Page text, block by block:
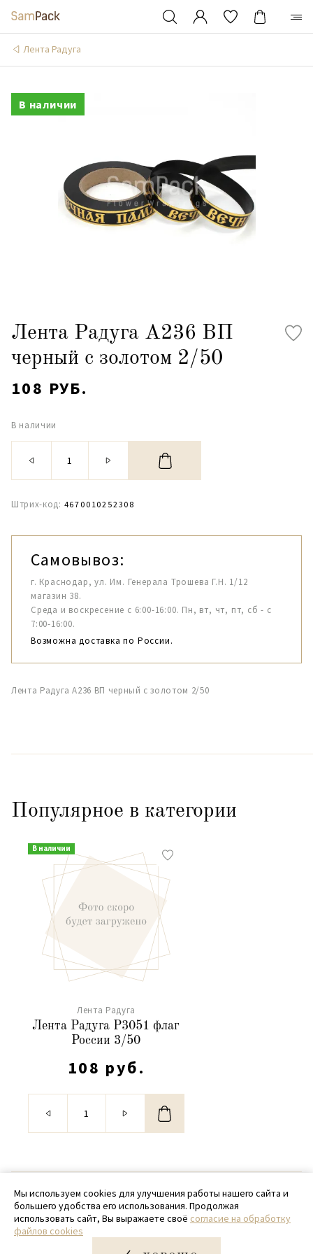
Лента Радуга
В наличии
Лента Радуга А236 ВП
черный с золотом 2/50
108 РУБ.
В наличии
Штрих-код: 4670010252308
Самовывоз:
г. Краснодар, ул. Им. Генерала Трошева Г.Н. 1/12
магазин 38.
Среда и воскресение с 6:00-16:00. Пн, вт, чт, пт, сб - с
7:00-16:00.
Возможна доставка по России.
Лента Радуга А236 ВП черный с золотом 2/50
Популярное в категории
В наличии
Лента Радуга
Лента Радуга Р3051 флаг
России 3/50
108 руб.
© 2020 - 2026 SamPack
+ 7 (918) 699-97-87
zakaz@sampack.store
Мы используем cookies для улучшения работы нашего сайта и
большего удобства его использования. Продолжая
использовать сайт, Вы выражаете своё согласие на обработку
файлов cookies